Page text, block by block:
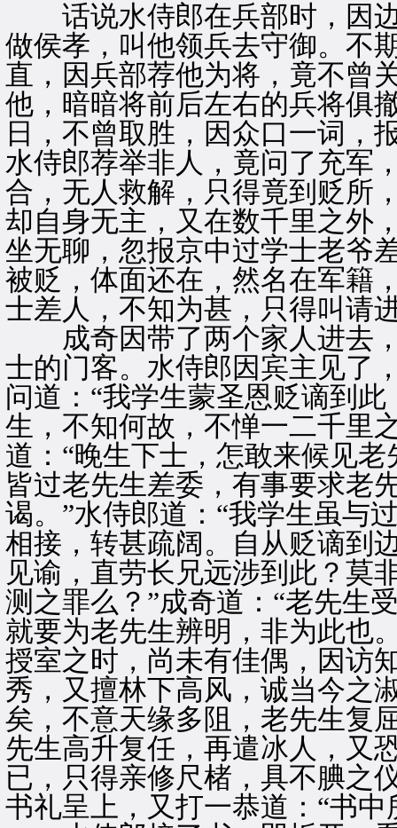
话说水侍郎在兵部时，因边
做侯孝，叫他领兵去守御。不
直，因兵部荐他为将，竟不曾
他，暗暗将前后左右的兵将俱
日，不曾取胜，因众口一词，
水侍郎荐举非人，竟问了充军
合，无人救解，只得竟到贬所
却自身无主，又在数千里之外
坐无聊，忽报京中过学士老爷
被贬，体面还在，然名在军籍
士差人，不知为甚，只得叫请
成奇因带了两个家人进去，
士的门客。水侍郎因宾主见了
问道：“我学生蒙圣恩贬谪到
生，不知何故，不惮一二千里
道：“晚生下士，怎敢来候见
皆过老先生差委，有事要求老
谒。”水侍郎道：“我学生虽与
相接，转甚疏阔。自从贬谪到
见谕，直劳长兄远涉到此？莫
测之罪么？”成奇道：“老先生
就要为老先生辨明，非为此也
授室之时，尚未有佳偶，因访
秀，又擅林下高风，诚当今之
矣，不意天缘多阻，老先生复
先生高升复任，再遣冰人，又
已，只得亲修尺楮，具不腆之
书礼呈上，又打一恭道：“书